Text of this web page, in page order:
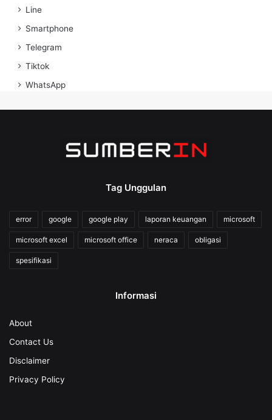
Line
Smartphone
Telegram
Tiktok
WhatsApp
Tag Unggulan
error google google play laporan keuangan microsoft
microsoft excel microsoft office neraca obligasi
spesifikasi
Informasi
About
Contact Us
Disclaimer
Privacy Policy